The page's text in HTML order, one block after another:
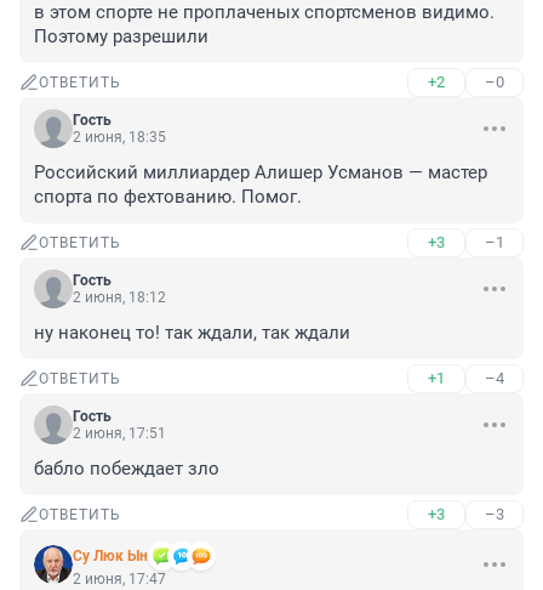
в этом спорте не проплаченых спортсменов видимо.
Поэтому разрешили
ОТВЕТИТЬ +2 –0
Гость
2 июня, 18:35
Российский миллиардер Алишер Усманов — мастер
спорта по фехтованию. Помог.
ОТВЕТИТЬ +3 –1
Гость
2 июня, 18:12
ну наконец то! так ждали, так ждали
ОТВЕТИТЬ +1 –4
Гость
2 июня, 17:51
бабло побеждает зло
ОТВЕТИТЬ +3 –3
Су Люк Ын
2 июня, 17:47